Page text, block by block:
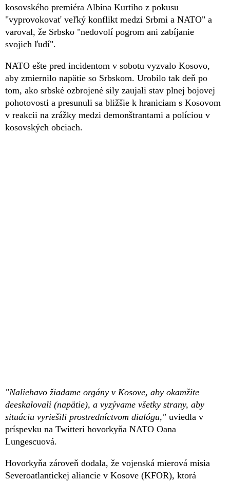
kosovského premiéra Albina Kurtiho z pokusu
"vyprovokovať veľký konflikt medzi Srbmi a NATO" a
varoval, že Srbsko "nedovolí pogrom ani zabíjanie
svojich ľudí".
NATO ešte pred incidentom v sobotu vyzvalo Kosovo,
aby zmiernilo napätie so Srbskom. Urobilo tak deň po
tom, ako srbské ozbrojené sily zaujali stav plnej bojovej
pohotovosti a presunuli sa bližšie k hraniciam s Kosovom
v reakcii na zrážky medzi demonštrantami a políciou v
kosovských obciach.
"Naliehavo žiadame orgány v Kosove, aby okamžite
deeskalovali (napätie), a vyzývame všetky strany, aby
situáciu vyriešili prostredníctvom dialógu," uviedla v
príspevku na Twitteri hovorkyňa NATO Oana
Lungescuová.
Hovorkyňa zároveň dodala, že vojenská mierová misia
Severoatlantickej aliancie v Kosove (KFOR), ktorá